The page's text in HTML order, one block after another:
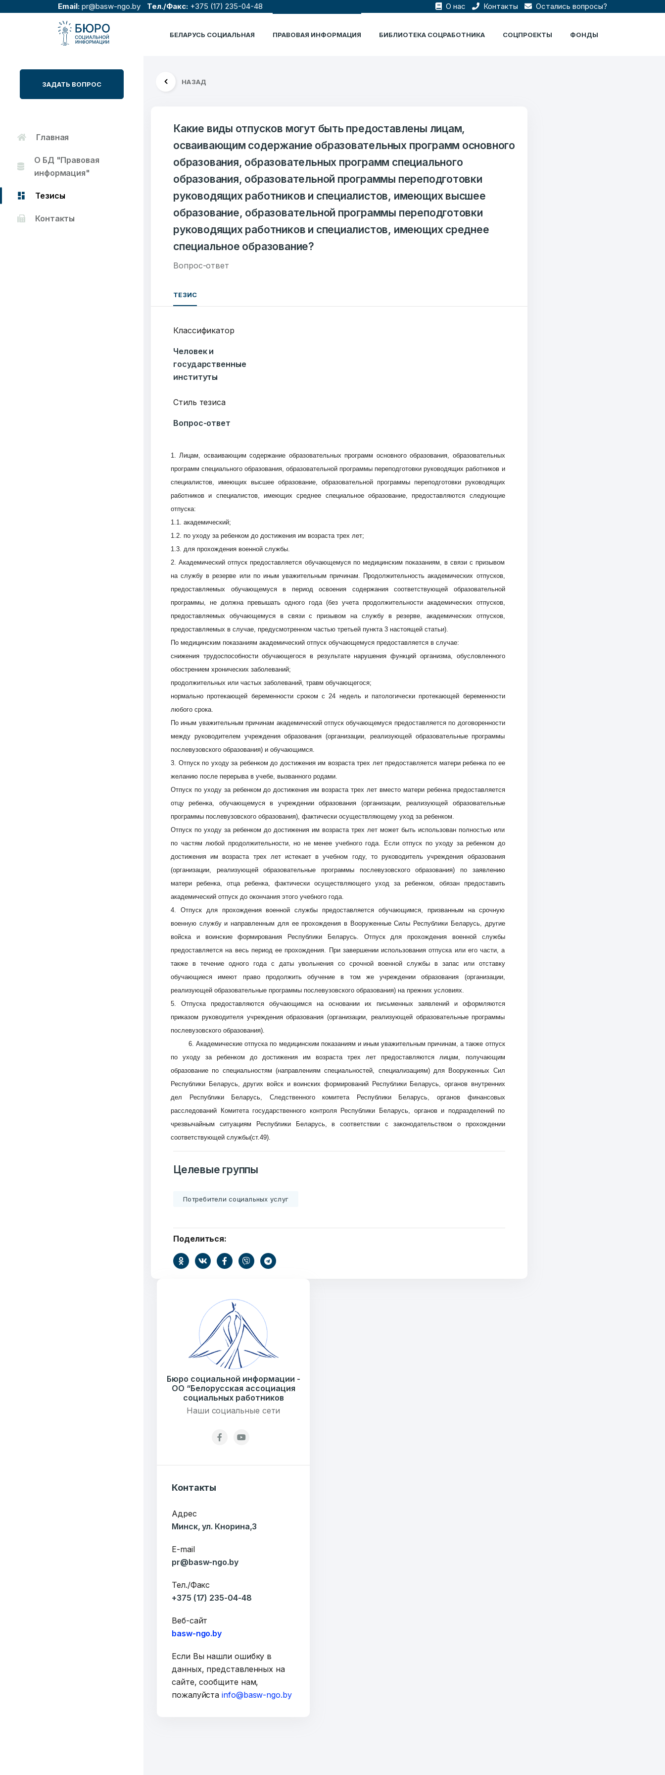
Email: pr@basw-ngo.by Тел./Факс: +375 (17) 235-04-48 О нас Контакты Остались вопросы?
БЕЛАРУСЬ СОЦИАЛЬНАЯ ПРАВОВАЯ ИНФОРМАЦИЯ БИБЛИОТЕКА СОЦРАБОТНИКА СОЦПРОЕКТЫ ФОНДЫ
Добро
пожаловать
Бюро социальной информации
pr@basw-ngo.by
Тел./Факс:+375 (17) 235-04-48
Подпишитесь:
6549
Организаций
7179
Тезисов
3062
Публикаций"
12
Фондов
Ваше имя
E-mail Тема
ЗАДАТЬ ВОПРОС
Главная
О БД "Правовая
информация"
Тезисы
Контакты
НАЗАД
Какие виды отпусков могут быть предоставлены лицам,
осваивающим содержание образовательных программ основного
образования, образовательных программ специального
образования, образовательной программы переподготовки
руководящих работников и специалистов, имеющих высшее
образование, образовательной программы переподготовки
руководящих работников и специалистов, имеющих среднее
специальное образование?
Вопрос-ответ
ТЕЗИС
Классификатор
Человек и
государственные
институты
Стиль тезиса
Вопрос-ответ
1. Лицам, осваивающим содержание образовательных программ основного образования, образовательных
программ специального образования, образовательной программы переподготовки руководящих работников и
специалистов, имеющих высшее образование, образовательной программы переподготовки руководящих
работников и специалистов, имеющих среднее специальное образование, предоставляются следующие
отпуска:
1.1. академический;
1.2. по уходу за ребенком до достижения им возраста трех лет;
1.3. для прохождения военной службы.
2. Академический отпуск предоставляется обучающемуся по медицинским показаниям, в связи с призывом
на службу в резерве или по иным уважительным причинам. Продолжительность академических отпусков,
предоставляемых обучающемуся в период освоения содержания соответствующей образовательной
программы, не должна превышать одного года (без учета продолжительности академических отпусков,
предоставляемых обучающемуся в связи с призывом на службу в резерве, академических отпусков,
предоставляемых в случае, предусмотренном частью третьей пункта 3 настоящей статьи).
По медицинским показаниям академический отпуск обучающемуся предоставляется в случае:
снижения трудоспособности обучающегося в результате нарушения функций организма, обусловленного
обострением хронических заболеваний;
продолжительных или частых заболеваний, травм обучающегося;
нормально протекающей беременности сроком с 24 недель и патологически протекающей беременности
любого срока.
По иным уважительным причинам академический отпуск обучающемуся предоставляется по договоренности
между руководителем учреждения образования (организации, реализующей образовательные программы
послевузовского образования) и обучающимся.
3. Отпуск по уходу за ребенком до достижения им возраста трех лет предоставляется матери ребенка по ее
желанию после перерыва в учебе, вызванного родами.
Отпуск по уходу за ребенком до достижения им возраста трех лет вместо матери ребенка предоставляется
отцу ребенка, обучающемуся в учреждении образования (организации, реализующей образовательные
программы послевузовского образования), фактически осуществляющему уход за ребенком.
Отпуск по уходу за ребенком до достижения им возраста трех лет может быть использован полностью или
по частям любой продолжительности, но не менее учебного года. Если отпуск по уходу за ребенком до
достижения им возраста трех лет истекает в учебном году, то руководитель учреждения образования
(организации, реализующей образовательные программы послевузовского образования) по заявлению
матери ребенка, отца ребенка, фактически осуществляющего уход за ребенком, обязан предоставить
академический отпуск до окончания этого учебного года.
4. Отпуск для прохождения военной службы предоставляется обучающимся, призванным на срочную
военную службу и направленным для ее прохождения в Вооруженные Силы Республики Беларусь, другие
войска и воинские формирования Республики Беларусь. Отпуск для прохождения военной службы
предоставляется на весь период ее прохождения. При завершении использования отпуска или его части, а
также в течение одного года с даты увольнения со срочной военной службы в запас или отставку
обучающиеся имеют право продолжить обучение в том же учреждении образования (организации,
реализующей образовательные программы послевузовского образования) на прежних условиях.
5. Отпуска предоставляются обучающимся на основании их письменных заявлений и оформляются
приказом руководителя учреждения образования (организации, реализующей образовательные программы
послевузовского образования).
6. Академические отпуска по медицинским показаниям и иным уважительным причинам, а также отпуск
по уходу за ребенком до достижения им возраста трех лет предоставляются лицам, получающим
образование по специальностям (направлениям специальностей, специализациям) для Вооруженных Сил
Республики Беларусь, других войск и воинских формирований Республики Беларусь, органов внутренних
дел Республики Беларусь, Следственного комитета Республики Беларусь, органов финансовых
расследований Комитета государственного контроля Республики Беларусь, органов и подразделений по
чрезвычайным ситуациям Республики Беларусь, в соответствии с законодательством о прохождении
соответствующей службы(ст.49).
Целевые группы
Потребители социальных услуг
Поделиться:
Бюро социальной информации -
ОО “Белорусская ассоциация
социальных работников
Наши социальные сети
Контакты
Адрес
Минск, ул. Кнорина,3
E-mail
pr@basw-ngo.by
Тел./Факс
+375 (17) 235-04-48
Веб-сайт
basw-ngo.by
Если Вы нашли ошибку в
данных, представленных на
сайте, сообщите нам,
пожалуйстаinfo@basw-ngo.by